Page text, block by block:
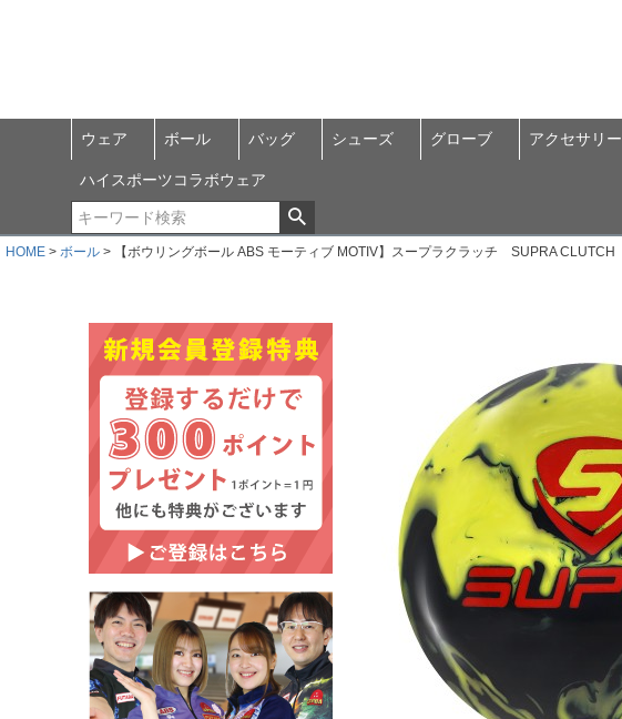
ウェア ボール バッグ シューズ グローブ アクセサリー
ハイスポーツコラボウェア
HOME ボール 【ボウリングボール ABS モーティブ MOTIV】スープラクラッチ SUPRA CLUTCH